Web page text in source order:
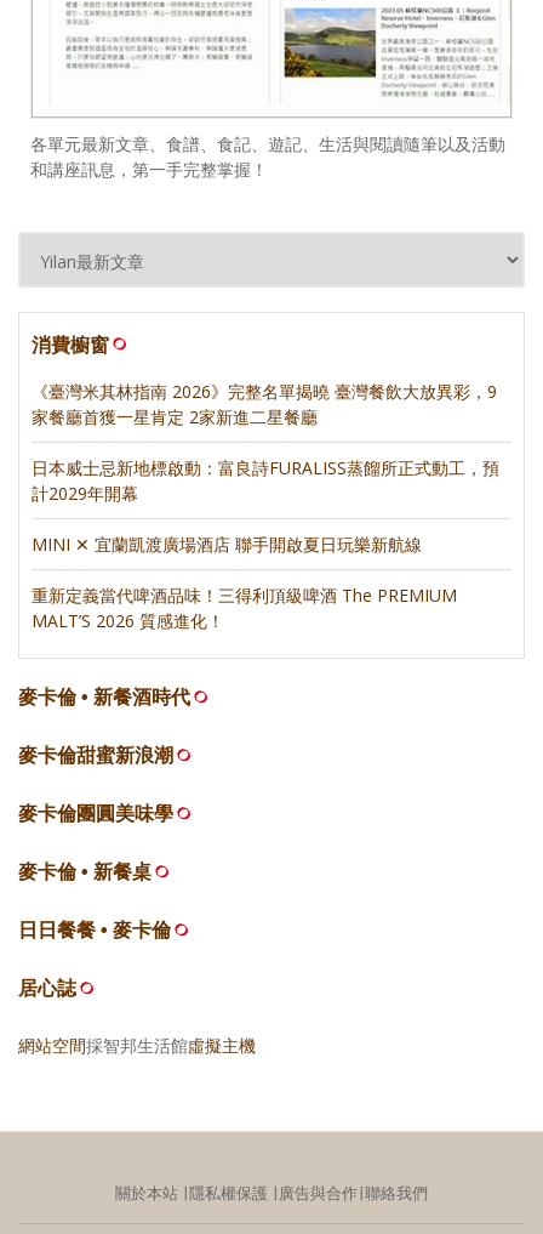
各單元最新文章、食譜、食記、遊記、生活與閱讀隨筆以及活動
和講座訊息，第一手完整掌握！
消費櫥窗
《臺灣米其林指南 2026》完整名單揭曉 臺灣餐飲大放異彩，9
家餐廳首獲一星肯定 2家新進二星餐廳
日本威士忌新地標啟動：富良詩FURALISS蒸餾所正式動工，預
計2029年開幕
MINI ✕ 宜蘭凱渡廣場酒店 聯手開啟夏日玩樂新航線
重新定義當代啤酒品味！三得利頂級啤酒 The PREMIUM
MALT’S 2026 質感進化！
麥卡倫 • 新餐酒時代
麥卡倫甜蜜新浪潮
麥卡倫團圓美味學
麥卡倫 • 新餐桌
日日餐餐 • 麥卡倫
居心誌
網站空間採智邦生活館虛擬主機
關於本站 ∣隱私權保護 ∣廣告與合作∣聯絡我們